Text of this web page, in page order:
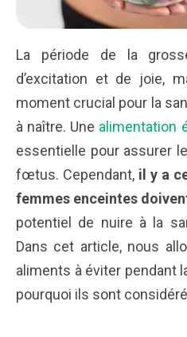
La période de la grossesse est un moment
d’excitation et de joie,
moment crucial pour la
à naître. Une alimentation
essentielle pour assurer
fœtus. Cependant, il y a
femmes enceintes
potentiel de nuire à la
Dans cet article, nous
aliments à éviter pendant
pourquoi ils sont